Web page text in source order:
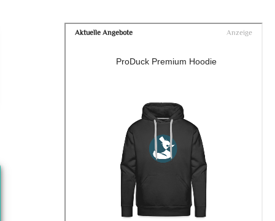
Anzeige
Aktuelle Angebote
ProDuck Premium Hoodie